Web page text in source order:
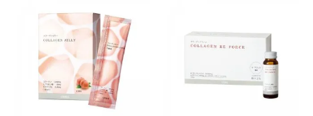
加工で、持続力を高めています。程
よい酸味で食べやすい、レモン＆ラ
イム風味です。*1 : 社団法人全国清
涼飲料工業会の取り決めに基づきレ
モン果実1個（120g）当り20mgと
して可食部換算した場合。